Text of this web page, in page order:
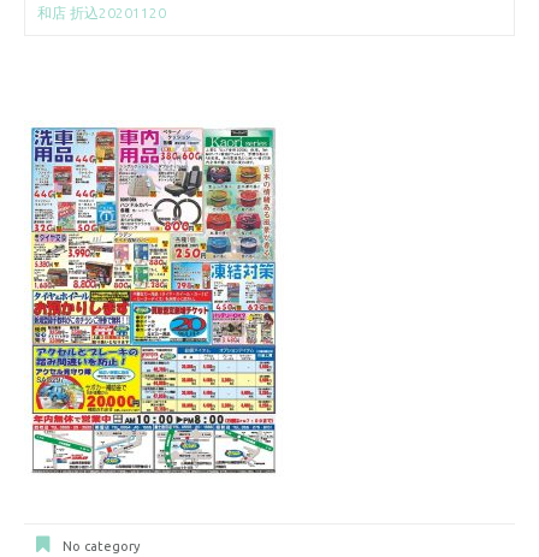
和店 折込20201120
No category